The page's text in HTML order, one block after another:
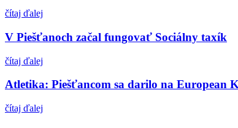
čítaj ďalej
V Piešťanoch začal fungovať Sociálny taxík
čítaj ďalej
Atletika: Piešťancom sa darilo na European
čítaj ďalej